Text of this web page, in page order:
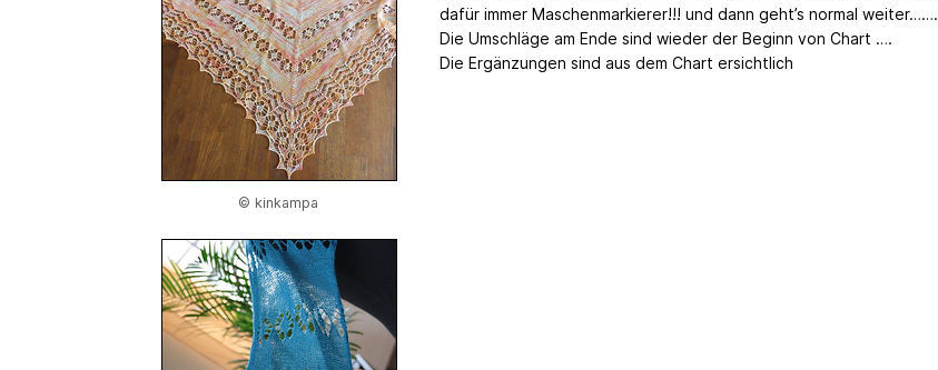
© kinkampa
dafür immer Maschenmarkierer!!! und dann geht’s normal weiter…….
Die Umschläge am Ende sind wieder der Beginn von Chart ….
Die Ergänzungen sind aus dem Chart ersichtlich